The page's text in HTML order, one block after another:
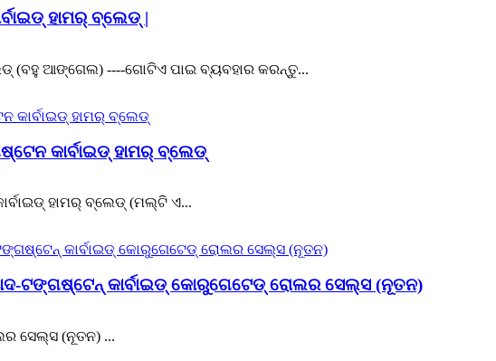
ହାମର୍ ବ୍ଲେଡ୍ |
(ବହୁ ଆଙ୍ଗେଲ) ----ଗୋଟିଏ ପାଇ ବ୍ୟବହାର କରନ୍ତୁ...
କାର୍ବାଇଡ୍ ହାମର୍ ବ୍ଲେଡ୍
ହାମର୍ ବ୍ଲେଡ୍ (ମଲ୍ଟି ଏ...
ଟଙ୍ଗଷ୍ଟେନ୍ କାର୍ବାଇଡ୍ କୋରୁଗେଟେଡ୍ ରୋଲର ସେଲ୍ସ (ନୂତନ)
ସେଲ୍ସ (ନୂତନ) ...